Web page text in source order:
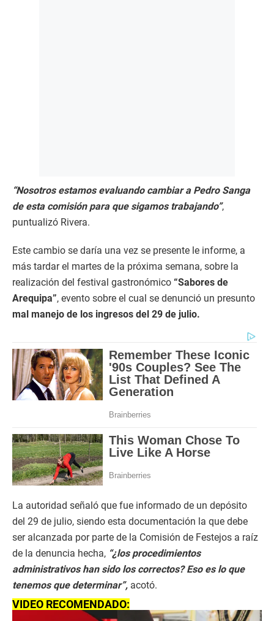
“Nosotros estamos evaluando cambiar a Pedro Sanga
de esta comisión para que sigamos trabajando”,
puntualizó Rivera.
Este cambio se daría una vez se presente le informe, a
más tardar el martes de la próxima semana, sobre la
realización del festival gastronómico “Sabores de
Arequipa”, evento sobre el cual se denunció un presunto
mal manejo de los ingresos del 29 de julio.
La autoridad señaló que fue informado de un depósito
del 29 de julio, siendo esta documentación la que debe
ser alcanzada por parte de la Comisión de Festejos a raíz
de la denuncia hecha, “¿los procedimientos
administrativos han sido los correctos? Eso es lo que
tenemos que determinar”, acotó.
VIDEO RECOMENDADO: